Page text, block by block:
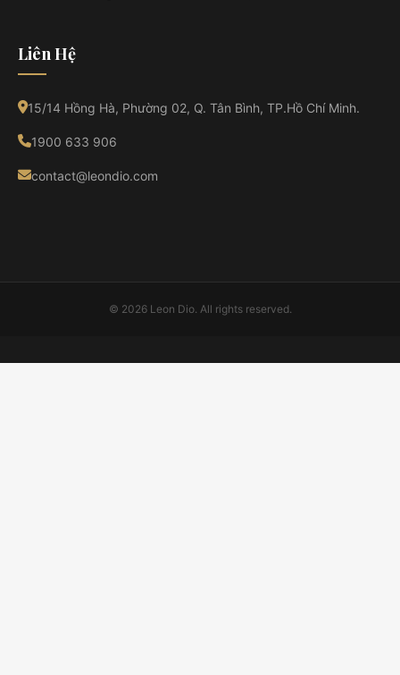
Liên Hệ
15/14 Hồng Hà, Phường 02, Q. Tân Bình, TP.Hồ Chí Minh.
1900 633 906
contact@leondio.com
© 2026 Leon Dio. All rights reserved.